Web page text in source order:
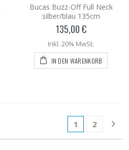
Bucas Buzz-Off Full Neck
silber/blau 135cm
135,00 €
Inkl. 20% MwSt.
IN DEN WARENKORB
1 2